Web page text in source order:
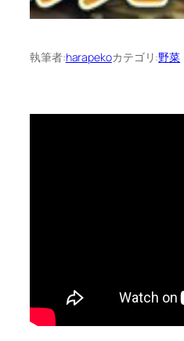
執筆者:harapekoカテゴリ:野菜